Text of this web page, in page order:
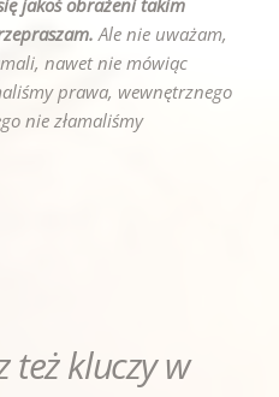
jakoś obrażeni takim
Ale nie uważam,
nawet nie mówiąc
prawa, wewnętrznego
nie złamaliśmy
też kluczy w